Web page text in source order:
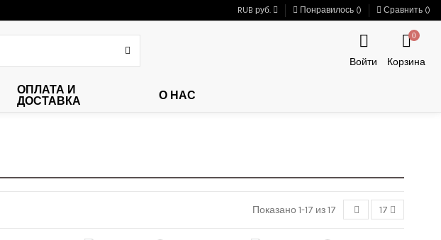
RUB руб. Понравилось () Сравнить ()
Войти
0
Корзина
ОПЛАТА И
ДОСТАВКА
О НАС
Показано 1-17 из 17 17